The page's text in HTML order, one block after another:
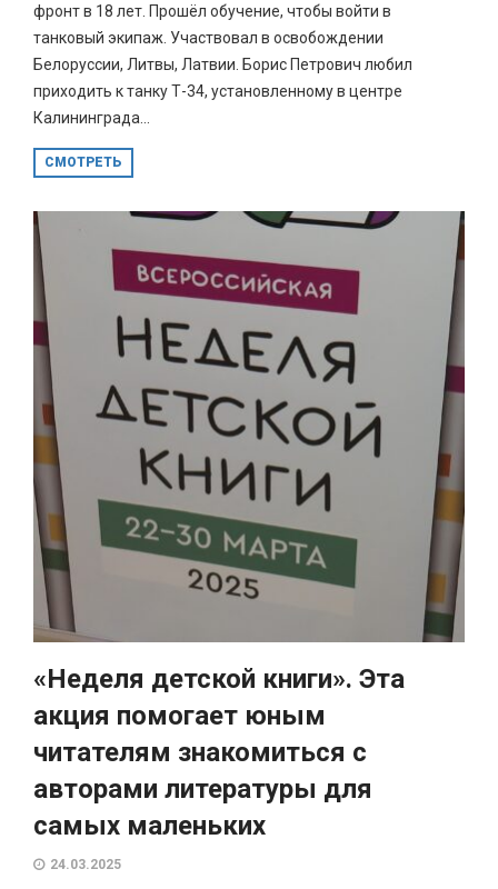
фронт в 18 лет. Прошёл обучение, чтобы войти в
танковый экипаж. Участвовал в освобождении
Белоруссии, Литвы, Латвии. Борис Петрович любил
приходить к танку Т-34, установленному в центре
Калининграда...
СМОТРЕТЬ
«Неделя детской книги». Эта
акция помогает юным
читателям знакомиться с
авторами литературы для
самых маленьких
24.03.2025